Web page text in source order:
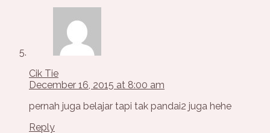
Cik Tie
December 16, 2015 at 8:00 am
pernah juga belajar tapi tak pandai2 juga hehe
Reply